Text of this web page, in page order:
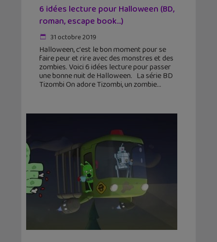
6 idées lecture pour Halloween (BD,
roman, escape book…)
31 octobre 2019
Halloween, c'est le bon moment pour se
faire peur et rire avec des monstres et des
zombies. Voici 6 idées lecture pour passer
une bonne nuit de Halloween. La série BD
Tizombi On adore Tizombi, un zombie